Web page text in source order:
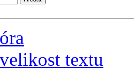
textu